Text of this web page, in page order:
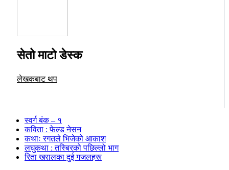
सेतो माटो डेस्क
लेखकबाट थप
स्वर्ग बंक – १
कविता : फेल्ड नेसन
कथाः रगतले भिजेको आकाश
लघुकथा : तस्बिरको पछिल्लो भाग
रिता खरालका दुई गजलहरू